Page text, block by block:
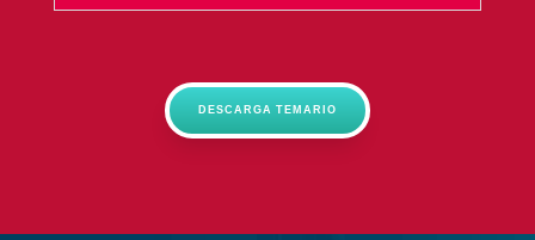
DESCARGA TEMARIO